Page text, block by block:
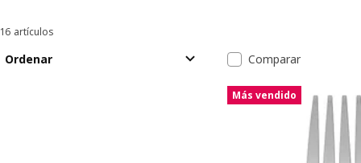
Ordenar y filtrar
16 artículos
Ordenar Lista de
Comparar
Más vendido